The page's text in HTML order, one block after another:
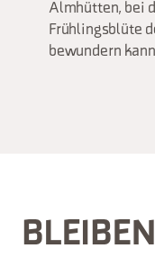
Almhütten, bei
Frühlingsblüte
bewundern